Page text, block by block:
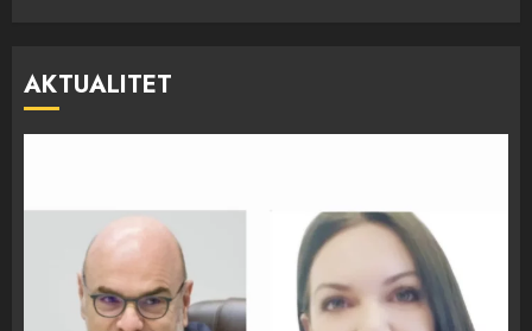
AKTUALITET